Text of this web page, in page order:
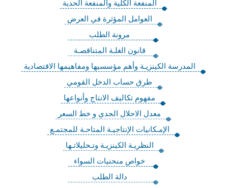
المنفعة الكلية والمنفعة الحدية
العوامل المؤثرة في العرض
مرونة الطلب
قانون الغلـة المتناقصـة
المدرسة الكينزيـة وأهم مؤسسيها ومفاهيمها الاقتصادية
طرق حساب الدخل القومي
مفهوم تكاليف الانتاج وأنواعها
معدل الاحلال الحدي و خط السعر
الإمـكانيات الإنتاجيـة المتاحـة للمجتمـع
النظريـة الكينزيـة وتـحليلاتـها
خواص منحنيات السواء
دالة الطلب